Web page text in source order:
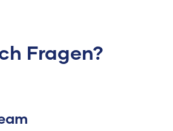
Fragen?